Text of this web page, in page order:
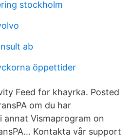
stockholm
ab
öppettider
Feed for khayrka. Posted
om du har
annat Vismaprogram on
Kontakta vår support